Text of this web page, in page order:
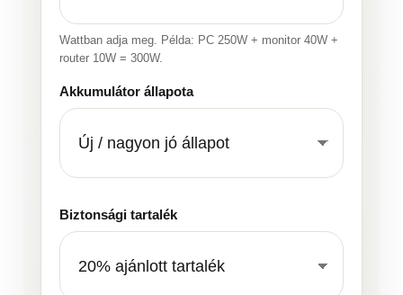
Wattban adja meg. Példa: PC 250W + monitor 40W +
router 10W = 300W.
Akkumulátor állapota
Biztonsági tartalék